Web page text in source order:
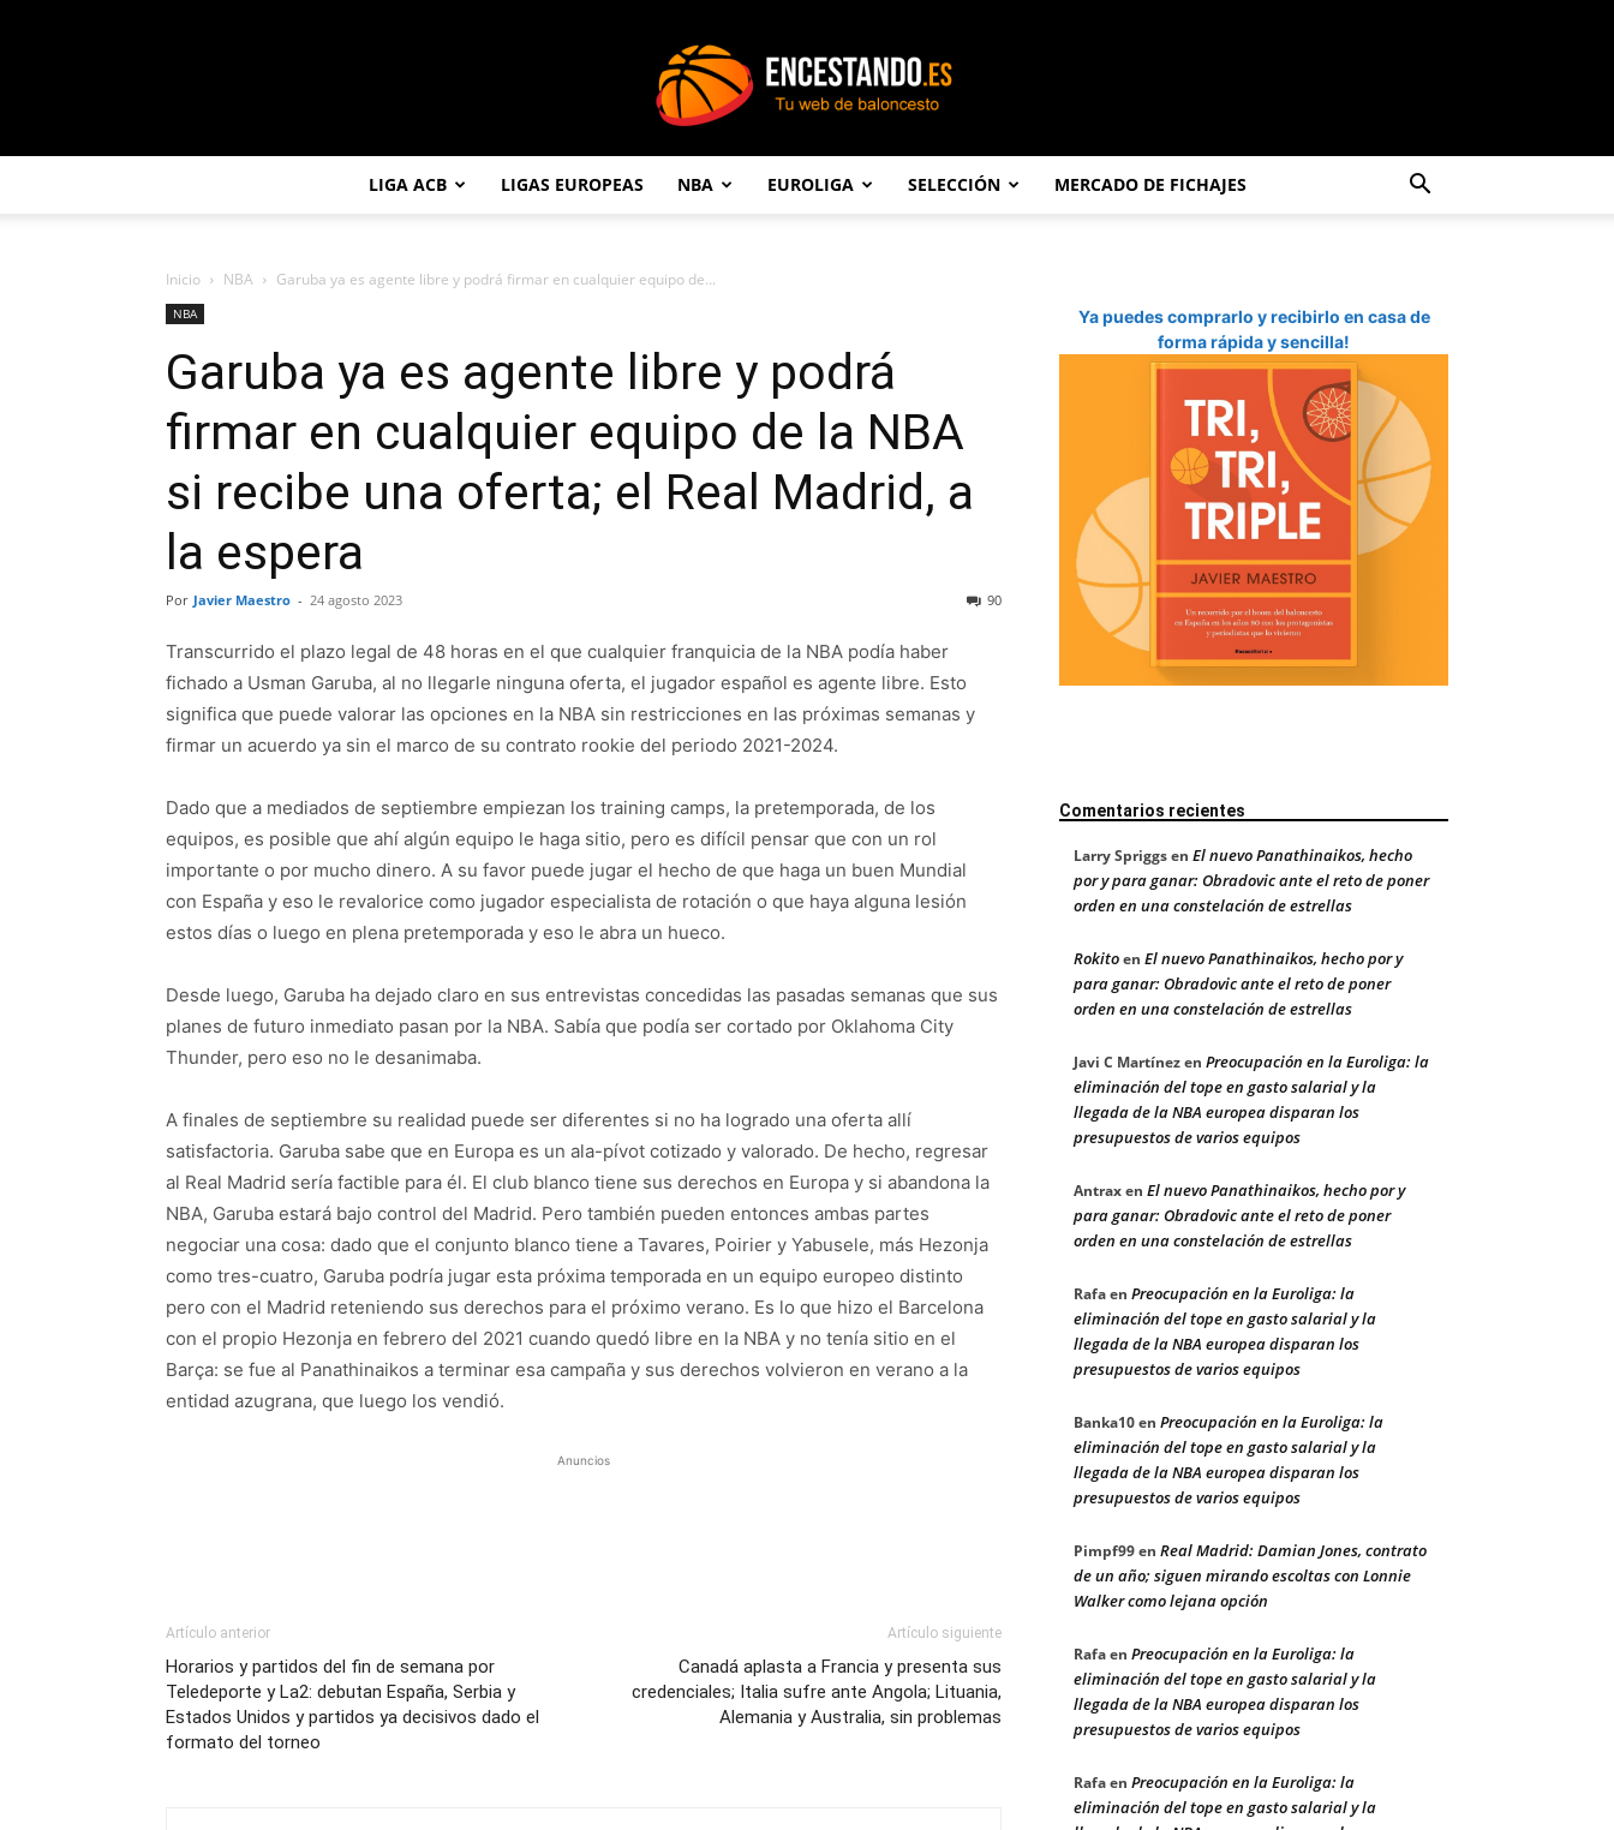
LIGA ACB LIGAS EUROPEAS NBA EUROLIGA SELECCIÓN MERCADO DE FICHAJES
Inicio NBA Garuba ya es agente libre y podrá firmar en cualquier equipo de...
NBA
Garuba ya es agente libre y podrá
firmar en cualquier equipo de la NBA
si recibe una oferta; el Real Madrid, a
la espera
Por Javier Maestro - 24 agosto 2023 90
Transcurrido el plazo legal de 48 horas en el que cualquier franquicia de la NBA podía haber
fichado a Usman Garuba, al no llegarle ninguna oferta, el jugador español es agente libre. Esto
significa que puede valorar las opciones en la NBA sin restricciones en las próximas semanas y
firmar un acuerdo ya sin el marco de su contrato rookie del periodo 2021-2024.
Dado que a mediados de septiembre empiezan los training camps, la pretemporada, de los
equipos, es posible que ahí algún equipo le haga sitio, pero es difícil pensar que con un rol
importante o por mucho dinero. A su favor puede jugar el hecho de que haga un buen Mundial
con España y eso le revalorice como jugador especialista de rotación o que haya alguna lesión
estos días o luego en plena pretemporada y eso le abra un hueco.
Desde luego, Garuba ha dejado claro en sus entrevistas concedidas las pasadas semanas que sus
planes de futuro inmediato pasan por la NBA. Sabía que podía ser cortado por Oklahoma City
Thunder, pero eso no le desanimaba.
A finales de septiembre su realidad puede ser diferentes si no ha logrado una oferta allí
satisfactoria. Garuba sabe que en Europa es un ala-pívot cotizado y valorado. De hecho, regresar
al Real Madrid sería factible para él. El club blanco tiene sus derechos en Europa y si abandona la
NBA, Garuba estará bajo control del Madrid. Pero también pueden entonces ambas partes
negociar una cosa: dado que el conjunto blanco tiene a Tavares, Poirier y Yabusele, más Hezonja
como tres-cuatro, Garuba podría jugar esta próxima temporada en un equipo europeo distinto
pero con el Madrid reteniendo sus derechos para el próximo verano. Es lo que hizo el Barcelona
con el propio Hezonja en febrero del 2021 cuando quedó libre en la NBA y no tenía sitio en el
Barça: se fue al Panathinaikos a terminar esa campaña y sus derechos volvieron en verano a la
entidad azugrana, que luego los vendió.
Anuncios
Artículo anterior
Horarios y partidos del fin de semana por
Teledeporte y La2: debutan España, Serbia y
Estados Unidos y partidos ya decisivos dado el
formato del torneo
Artículo siguiente
Canadá aplasta a Francia y presenta sus
credenciales; Italia sufre ante Angola; Lituania,
Alemania y Australia, sin problemas
Ya puedes comprarlo y recibirlo en casa de
forma rápida y sencilla!
Comentarios recientes
Larry Spriggsen El nuevo Panathinaikos, hecho
por y para ganar: Obradovic ante el reto de poner
orden en una constelación de estrellas
Rokitoen El nuevo Panathinaikos, hecho por y
para ganar: Obradovic ante el reto de poner
orden en una constelación de estrellas
Javi C Martínezen Preocupación en la Euroliga: la
eliminación del tope en gasto salarial y la
llegada de la NBA europea disparan los
presupuestos de varios equipos
Antraxen El nuevo Panathinaikos, hecho por y
para ganar: Obradovic ante el reto de poner
orden en una constelación de estrellas
Rafaen Preocupación en la Euroliga: la
eliminación del tope en gasto salarial y la
llegada de la NBA europea disparan los
presupuestos de varios equipos
Banka10en Preocupación en la Euroliga: la
eliminación del tope en gasto salarial y la
llegada de la NBA europea disparan los
presupuestos de varios equipos
Pimpf99en Real Madrid: Damian Jones, contrato
de un año; siguen mirando escoltas con Lonnie
Walker como lejana opción
Rafaen Preocupación en la Euroliga: la
eliminación del tope en gasto salarial y la
llegada de la NBA europea disparan los
presupuestos de varios equipos
Rafaen Preocupación en la Euroliga: la
eliminación del tope en gasto salarial y la